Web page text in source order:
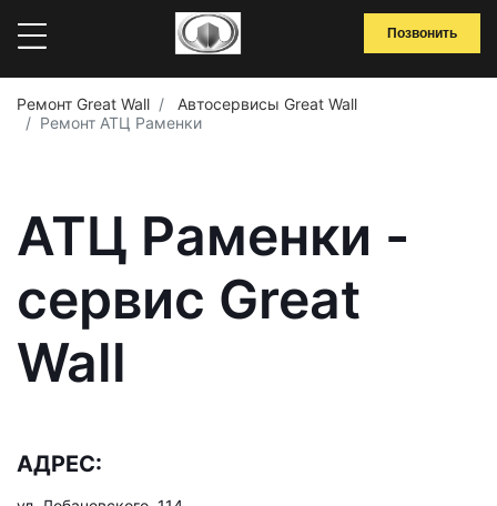
Позвонить
Ремонт Great Wall
Автосервисы Great Wall
Ремонт АТЦ Раменки
АТЦ Раменки -
сервис Great
Wall
АДРЕС: